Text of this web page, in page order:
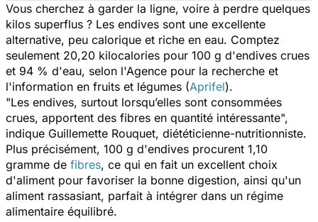
Vous cherchez à garder la ligne, voire à perdre quelques
kilos superflus ? Les endives sont une excellente
alternative, peu calorique et riche en eau. Comptez
seulement 20,20 kilocalories pour 100 g d'endives crues
et 94 % d'eau, selon l'Agence pour la recherche et
l'information en fruits et légumes (Aprifel).
"Les endives, surtout lorsqu’elles sont consommées
crues, apportent des fibres en quantité intéressante",
indique Guillemette Rouquet, diététicienne-nutritionniste.
Plus précisément, 100 g d'endives procurent 1,10
gramme de fibres, ce qui en fait un excellent choix
d'aliment pour favoriser la bonne digestion, ainsi qu'un
aliment rassasiant, parfait à intégrer dans un régime
alimentaire équilibré.